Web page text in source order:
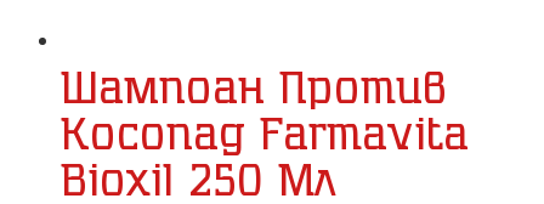
Шампоан Против
Косопад Farmavita
Bioxil 250 Мл